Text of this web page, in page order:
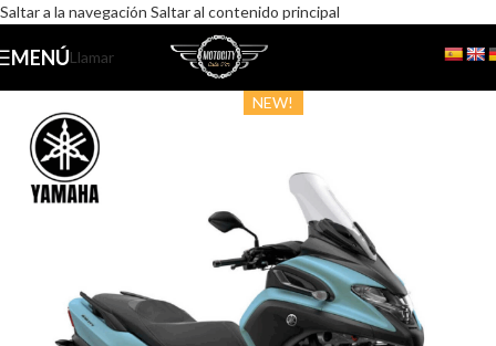
Saltar a la navegación Saltar al contenido principal
MENÚLlamar
NEW!